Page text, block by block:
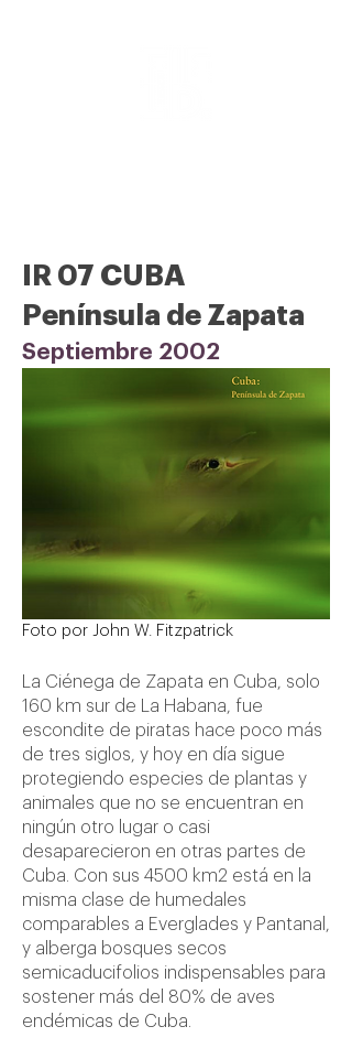
IR 07 CUBA
Península de Zapata
Septiembre 2002
Foto por John W. Fitzpatrick
La Ciénega de Zapata en Cuba, solo
160 km sur de La Habana, fue
escondite de piratas hace poco más
de tres siglos, y hoy en día sigue
protegiendo especies de plantas y
animales que no se encuentran en
ningún otro lugar o casi
desaparecieron en otras partes de
Cuba. Con sus 4500 km2 está en la
misma clase de humedales
comparables a Everglades y Pantanal,
y alberga bosques secos
semicaducifolios indispensables para
sostener más del 80% de aves
endémicas de Cuba.